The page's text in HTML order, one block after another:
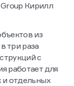
Кирилл
из
три раза
с
работает для
и отдельных